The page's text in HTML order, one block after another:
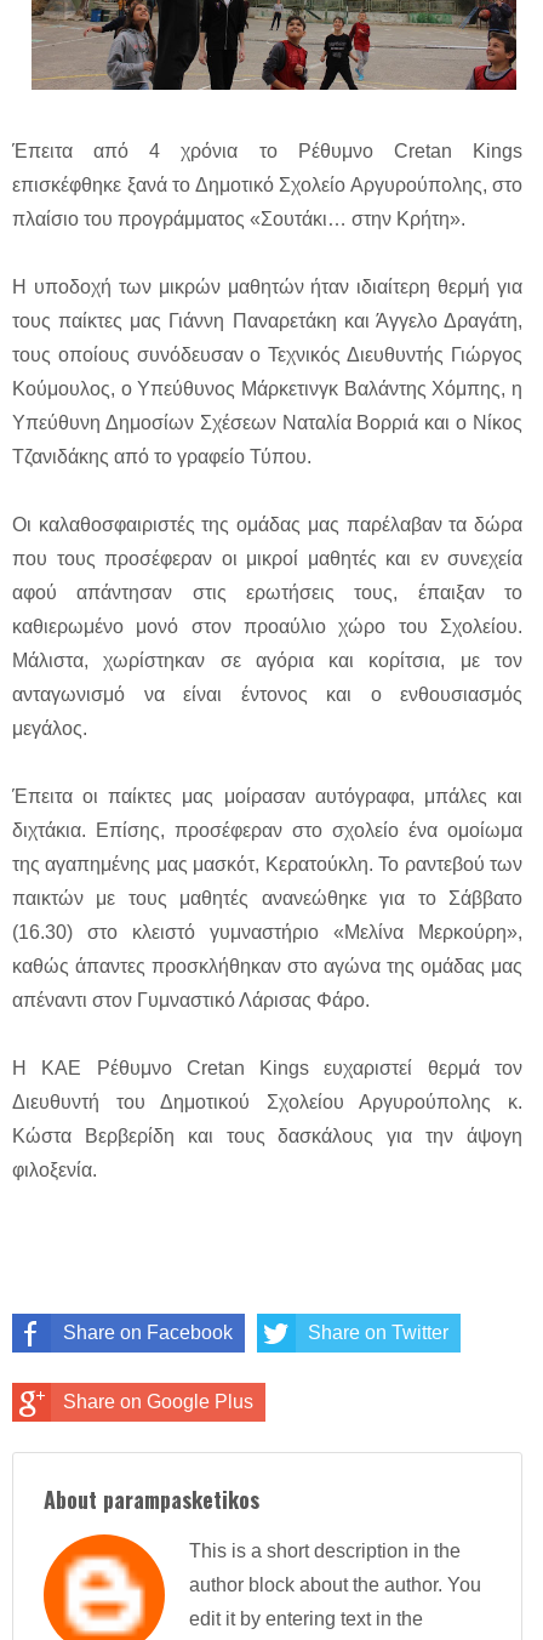
Έπειτα από 4 χρόνια το Ρέθυμνο Cretan Kings
επισκέφθηκε ξανά το Δημοτικό Σχολείο Αργυρούπολης, στο
πλαίσιο του προγράμματος «Σουτάκι… στην Κρήτη».
Η υποδοχή των μικρών μαθητών ήταν ιδιαίτερη θερμή για
τους παίκτες μας Γιάννη Παναρετάκη και Άγγελο Δραγάτη,
τους οποίους συνόδευσαν ο Τεχνικός Διευθυντής Γιώργος
Κούμουλος, ο Υπεύθυνος Μάρκετινγκ Βαλάντης Χόμπης, η
Υπεύθυνη Δημοσίων Σχέσεων Ναταλία Βορριά και ο Νίκος
Τζανιδάκης από το γραφείο Τύπου.
Οι καλαθοσφαιριστές της ομάδας μας παρέλαβαν τα δώρα
που τους προσέφεραν οι μικροί μαθητές και εν συνεχεία
αφού απάντησαν στις ερωτήσεις τους, έπαιξαν το
καθιερωμένο μονό στον προαύλιο χώρο του Σχολείου.
Μάλιστα, χωρίστηκαν σε αγόρια και κορίτσια, με τον
ανταγωνισμό να είναι έντονος και ο ενθουσιασμός
μεγάλος.
Έπειτα οι παίκτες μας μοίρασαν αυτόγραφα, μπάλες και
διχτάκια. Επίσης, προσέφεραν στο σχολείο ένα ομοίωμα
της αγαπημένης μας μασκότ, Κερατούκλη. Το ραντεβού των
παικτών με τους μαθητές ανανεώθηκε για το Σάββατο
(16.30) στο κλειστό γυμναστήριο «Μελίνα Μερκούρη»,
καθώς άπαντες προσκλήθηκαν στο αγώνα της ομάδας μας
απέναντι στον Γυμναστικό Λάρισας Φάρο.
Η ΚΑΕ Ρέθυμνο Cretan Kings ευχαριστεί θερμά τον
Διευθυντή του Δημοτικού Σχολείου Αργυρούπολης κ.
Κώστα Βερβερίδη και τους δασκάλους για την άψογη
φιλοξενία.
Share on Facebook Share on Twitter
Share on Google Plus
About parampasketikos
This is a short description in the
author block about the author. You
edit it by entering text in the